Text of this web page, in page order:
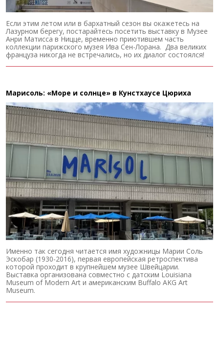
Если этим летом или в бархатный сезон вы окажетесь на
Лазурном берегу, постарайтесь посетить выставку в Музее
Анри Матисса в Ницце, временно приютившем часть
коллекции парижского музея Ива Сен-Лорана. Два великих
француза никогда не встречались, но их диалог состоялся!
Марисоль: «Море и солнце» в Кунстхаусе Цюриха
Именно так сегодня читается имя художницы Марии Соль
Эскобар (1930-2016), первая европейская ретроспектива
которой проходит в крупнейшем музее Швейцарии.
Выставка организована совместно с датским Louisiana
Museum of Modern Art и американским Buffalo AKG Art
Museum.